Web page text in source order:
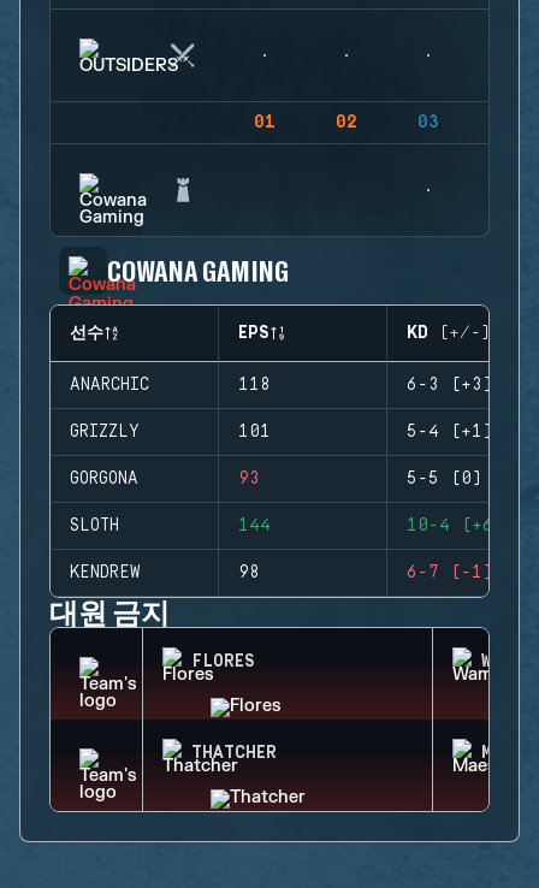
01 02 03
COWANA GAMING
선수 EPS KD (+/-)
ANARCHIC 118 6-3 (+3)
GRIZZLY 101 5-4 (+1)
GORGONA 93 5-5 (0)
SLOTH 144 10-4 (+6)
KENDREW 98 6-7 (-1)
대원 금지
FLORES WAMAI
THATCHER